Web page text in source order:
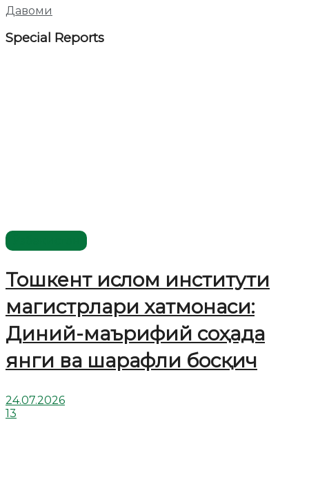
Давоми
Special Reports
Тошкент ислом институти
магистрлари хатмонаси:
Диний-маърифий соҳада
янги ва шарафли босқич
24.07.2026
13